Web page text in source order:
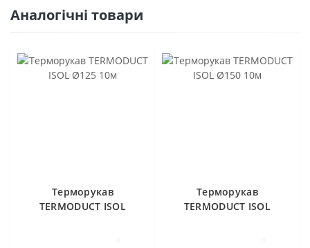
Аналогічні товари
Терморукав
TERMODUCT ISOL
Терморукав
TERMODUCT ISOL